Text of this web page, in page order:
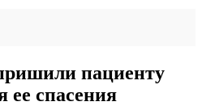
пациенту
ее спасения